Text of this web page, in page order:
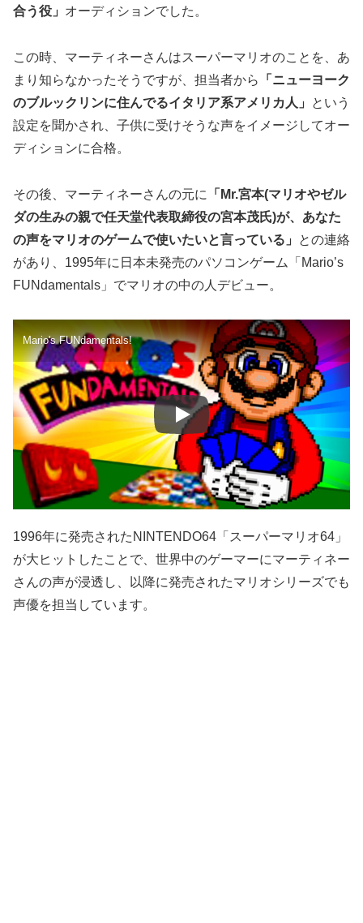
合う役」 オーディションでした。
この時、マーティネーさんはスーパーマリオのことを、あ
まり知らなかったそうですが、担当者から
「ニューヨーク
のブルックリンに住んでるイタリア系アメリカ人」
という
設定を聞かされ、子供に受けそうな声をイメージしてオー
ディションに合格。
その後、マーティネーさんの元に
「Mr.宮本(マリオやゼル
ダの生みの親で任天堂代表取締役の宮本茂氏)が、あなた
の声をマリオのゲームで使いたいと言っている」
との連絡
があり、1995年に日本未発売のパソコンゲーム「Mario’s
FUNdamentals」でマリオの中の人デビュー。
Mario's FUNdamentals!
1996年に発売されたNINTENDO64「スーパーマリオ64」
が大ヒットしたことで、世界中のゲーマーにマーティネー
さんの声が浸透し、以降に発売されたマリオシリーズでも
声優を担当しています。